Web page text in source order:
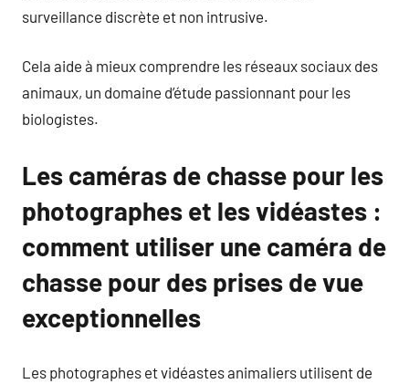
surveillance discrète et non intrusive.
Cela aide à mieux comprendre les réseaux sociaux des
animaux, un domaine d’étude passionnant pour les
biologistes.
Les caméras de chasse pour les
photographes et les vidéastes :
comment utiliser une caméra de
chasse pour des prises de vue
exceptionnelles
Les photographes et vidéastes animaliers utilisent de